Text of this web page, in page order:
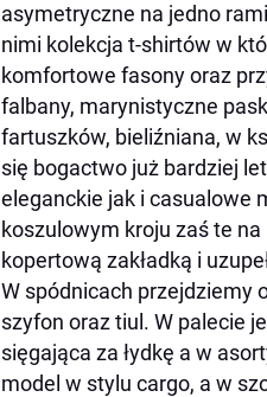
asymetryczne na jedno
nimi kolekcja t-shirtów w
komfortowe fasony oraz
falbany, marynistyczne
fartuszków, bieliźniana, w
się bogactwo już bardziej
eleganckie jak i casualowe
koszulowym kroju zaś te
kopertową zakładką i
W spódnicach przejdziemy
szyfon oraz tiul. W palecie
sięgająca za łydkę a w
model w stylu cargo, a w